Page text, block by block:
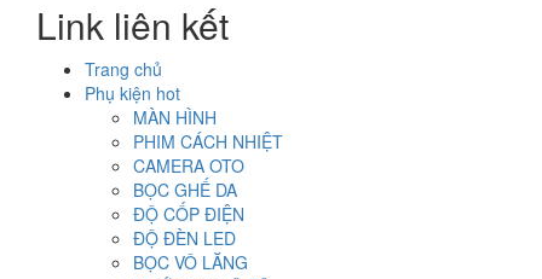
6.000.000₫.là:
5.750.000₫.
Link liên kết
Trang chủ
Phụ kiện hot
MÀN HÌNH
PHIM CÁCH NHIỆT
CAMERA OTO
BỌC GHẾ DA
ĐỘ CỐP ĐIỆN
ĐỘ ĐÈN LED
BỌC VÔ LĂNG